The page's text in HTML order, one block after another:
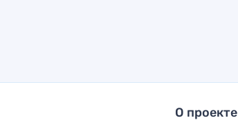
О проекте